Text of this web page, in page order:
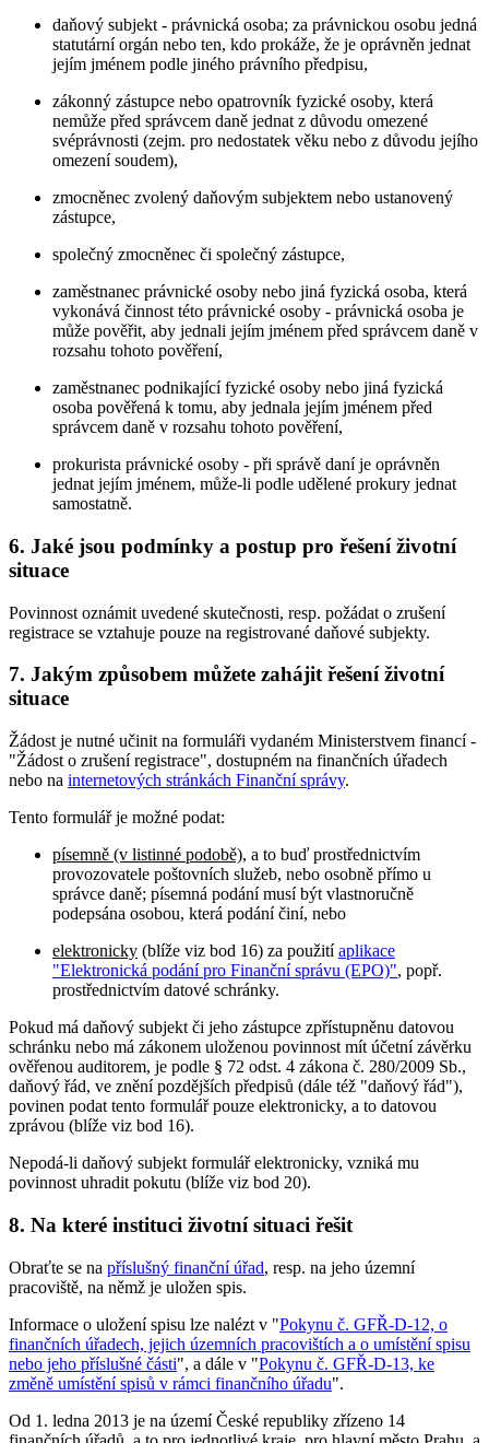
daňový subjekt - právnická osoba; za právnickou osobu jedná
statutární orgán nebo ten, kdo prokáže, že je oprávněn jednat
jejím jménem podle jiného právního předpisu,
zákonný zástupce nebo opatrovník fyzické osoby, která
nemůže před správcem daně jednat z důvodu omezené
svéprávnosti (zejm. pro nedostatek věku nebo z důvodu jejího
omezení soudem),
zmocněnec zvolený daňovým subjektem nebo ustanovený
zástupce,
společný zmocněnec či společný zástupce,
zaměstnanec právnické osoby nebo jiná fyzická osoba, která
vykonává činnost této právnické osoby - právnická osoba je
může pověřit, aby jednali jejím jménem před správcem daně v
rozsahu tohoto pověření,
zaměstnanec podnikající fyzické osoby nebo jiná fyzická
osoba pověřená k tomu, aby jednala jejím jménem před
správcem daně v rozsahu tohoto pověření,
prokurista právnické osoby - při správě daní je oprávněn
jednat jejím jménem, může-li podle udělené prokury jednat
samostatně.
6. Jaké jsou podmínky a postup pro řešení životní
situace
Povinnost oznámit uvedené skutečnosti, resp. požádat o zrušení
registrace se vztahuje pouze na registrované daňové subjekty.
7. Jakým způsobem můžete zahájit řešení životní
situace
Žádost je nutné učinit na formuláři vydaném Ministerstvem financí -
"Žádost o zrušení registrace", dostupném na finančních úřadech
nebo na internetových stránkách Finanční správy.
Tento formulář je možné podat:
písemně (v listinné podobě), a to buď prostřednictvím
provozovatele poštovních služeb, nebo osobně přímo u
správce daně; písemná podání musí být vlastnoručně
podepsána osobou, která podání činí, nebo
elektronicky (blíže viz bod 16) za použitíaplikace
"Elektronická podání pro Finanční správu (EPO)", popř.
prostřednictvím datové schránky.
Pokud má daňový subjekt či jeho zástupce zpřístupněnu datovou
schránku nebo má zákonem uloženou povinnost mít účetní závěrku
ověřenou auditorem, je podle § 72 odst. 4 zákona č. 280/2009 Sb.,
daňový řád, ve znění pozdějších předpisů (dále též "daňový řád"),
povinen podat tento formulář pouze elektronicky, a to datovou
zprávou (blíže viz bod 16).
Nepodá-li daňový subjekt formulář elektronicky, vzniká mu
povinnost uhradit pokutu (blíže viz bod 20).
8. Na které instituci životní situaci řešit
Obraťte se na příslušný finanční úřad, resp. na jeho územní
pracoviště, na němž je uložen spis.
Informace o uložení spisu lze nalézt v "Pokynu č. GFŘ-D-12, o
finančních úřadech, jejich územních pracovištích a o umístění spisu
nebo jeho příslušné části", a dále v "Pokynu č. GFŘ-D-13, ke
změně umístění spisů v rámci finančního úřadu".
Od 1. ledna 2013 je na území České republiky zřízeno 14